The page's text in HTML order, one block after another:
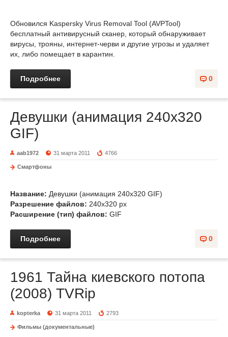
Обновился Kaspersky Virus Removal Tool (AVPTool)
бесплатный антивирусный сканер, который обнаруживает
вирусы, трояны, интернет-черви и другие угрозы и удаляет
их, либо помещает в карантин.
0
Подробнее
Девушки (анимация 240x320
GIF)
aab1972 31 марта 2011 4766
Смартфоны
Название: Девушки (анимация 240x320 GIF)
Разрешение файлов: 240x320 px
Расширение (тип) файлов: GIF
0
Подробнее
1961 Тайна киевского потопа
(2008) TVRip
kopterka 31 марта 2011 2793
Фильмы (документальные)